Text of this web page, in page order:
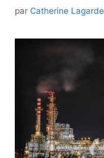
par Catherine Lagarde